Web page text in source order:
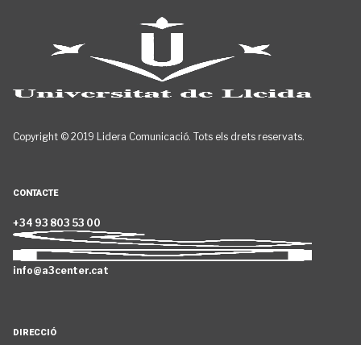
Copyright © 2019 Lidera Comunicació. Tots els drets reservats.
CONTACTE
+34 93 803 53 00
info@a3center.cat
DIRECCIÓ